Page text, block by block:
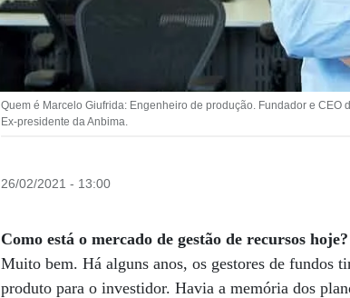
Quem é Marcelo Giufrida: Engenheiro de produção. Fundador e
Ex-presidente da Anbima.
26/02/2021 - 13:00
Como está o mercado de gestão de recursos hoje?
Muito bem. Há alguns anos, os gestores de fundos
produto para o investidor. Havia a memória dos